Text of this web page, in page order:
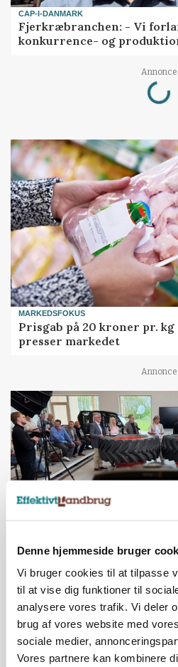
Denne hjemmeside bruger
Vi bruger cookies til at tilpasse
til at vise dig funktioner til
analysere vores trafik. Vi deler
brug af vores website med
sociale medier,
Vores partnere kan kombinere
CAP-I-DANMARK
Fjerkræbranchen: - Vi
konkurrence- og
Annonce
Loading...
MARKEDSFOKUS
Prisgab på 20 kroner pr.
presser markedet
Annonce
Ejer eller medejer? Nyt
landbrugets ejerstruktur
Annonce
MARKED